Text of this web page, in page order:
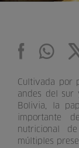
Cultivada por
andes del sur
Bolivia, la
importante
nutricional
múltiples